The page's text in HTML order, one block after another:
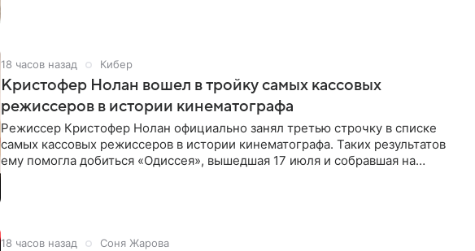
18 часов назад Кибер
Кристофер Нолан вошел в тройку самых кассовых
режиссеров в истории кинематографа
Режиссер Кристофер Нолан официально занял третью строчку в списке
самых кассовых режиссеров в истории кинематографа. Таких результатов
ему помогла добиться «Одиссея», вышедшая 17 июля и собравшая на
18 часов назад Соня Жарова